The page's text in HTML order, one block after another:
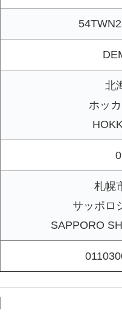
北
ホッ
札幌
サッポロ
SAPPORO